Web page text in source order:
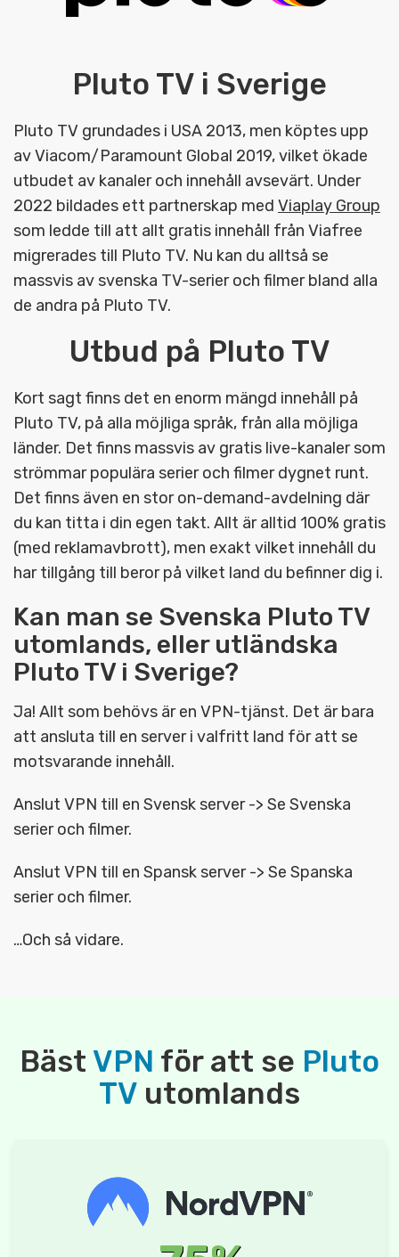
Pluto TV i Sverige
Pluto TV grundades i USA 2013, men köptes upp
av Viacom/Paramount Global 2019, vilket ökade
utbudet av kanaler och innehåll avsevärt. Under
2022 bildades ett partnerskap med Viaplay Group
som ledde till att allt gratis innehåll från Viafree
migrerades till Pluto TV. Nu kan du alltså se
massvis av svenska TV-serier och filmer bland alla
de andra på Pluto TV.
Utbud på Pluto TV
Kort sagt finns det en enorm mängd innehåll på
Pluto TV, på alla möjliga språk, från alla möjliga
länder. Det finns massvis av gratis live-kanaler som
strömmar populära serier och filmer dygnet runt.
Det finns även en stor on-demand-avdelning där
du kan titta i din egen takt. Allt är alltid 100% gratis
(med reklamavbrott), men exakt vilket innehåll du
har tillgång till beror på vilket land du befinner dig i.
Kan man se Svenska Pluto TV
utomlands, eller utländska
Pluto TV i Sverige?
Ja! Allt som behövs är en VPN-tjänst. Det är bara
att ansluta till en server i valfritt land för att se
motsvarande innehåll.
Anslut VPN till en Svensk server -> Se Svenska
serier och filmer.
Anslut VPN till en Spansk server -> Se Spanska
serier och filmer.
…Och så vidare.
Bäst VPN för att se Pluto
TV utomlands